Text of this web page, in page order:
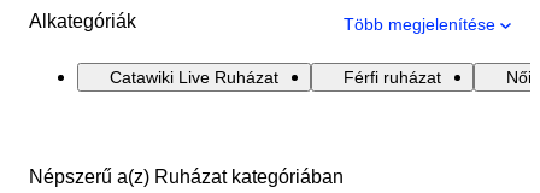
Alkategóriák Több megjelenítése
Catawiki Live Ruházat Férfi ruházat Női
Népszerű a(z) Ruházat kategóriában